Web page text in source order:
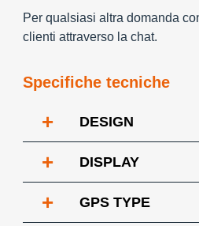
Per qualsiasi altra domanda
clienti attraverso la chat.
Specifiche tecniche
+ DESIGN
+ DISPLAY
+ GPS TYPE